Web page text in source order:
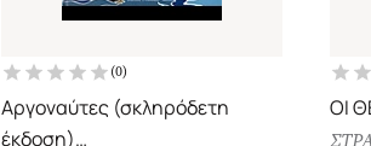
(0)
Αργοναύτες (σκληρόδετη
έκδοση)
ΟΙ